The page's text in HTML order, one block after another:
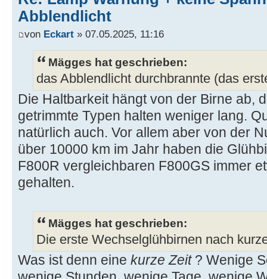
Abblendlicht
von Eckart » 07.05.2025, 11:16
Mägges hat geschrieben:
das Abblendlicht durchbrannte (das
Die Haltbarkeit hängt von der Birne ab,
getrimmte Typen halten weniger lang.
natürlich auch. Vor allem aber von der
über 10000 km im Jahr haben die
F800R vergleichbaren F800GS immer
gehalten.
Mägges hat geschrieben:
Die erste Wechselglühbirnen nach
Was ist denn eine kurze Zeit? Wenige